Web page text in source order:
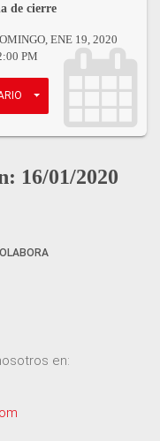
de cierre
ENE 19, 2020
PM
16/01/2020
en: